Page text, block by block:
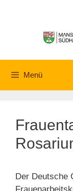
Menü
Der Deutsche